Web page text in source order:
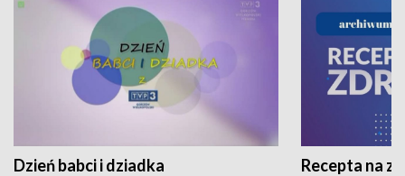
Dzień babci i dziadka Recepta na